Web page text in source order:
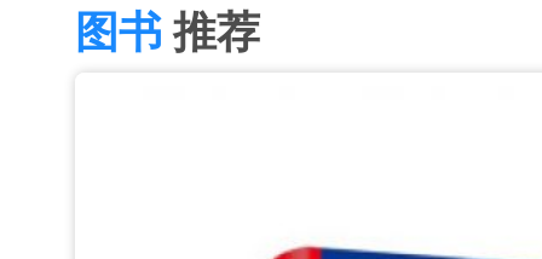
图书推荐